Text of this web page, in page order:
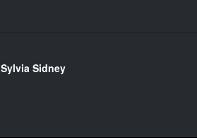
Sylvia Sidney